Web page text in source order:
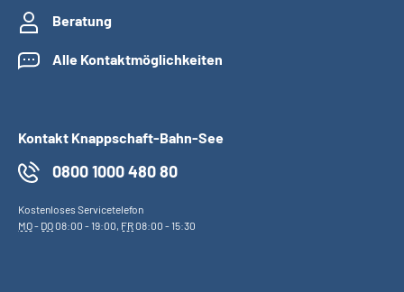
Beratung
Alle Kontaktmöglichkeiten
Kontakt Knappschaft-Bahn-See
0800 1000 480 80
Kostenloses Servicetelefon
MO- DO08:00 - 19:00, FR08:00 - 15:30